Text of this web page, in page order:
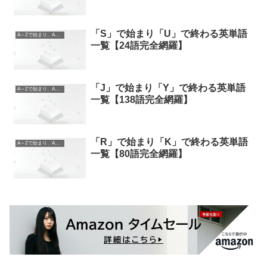
A～Zで始まり、A～Zで終わる英単語
「S」で始まり「U」で終わる英単語
一覧【24語完全網羅】
A～Zで始まり、A～Zで終わる英単語
「J」で始まり「Y」で終わる英単語
一覧【138語完全網羅】
A～Zで始まり、A～Zで終わる英単語
「R」で始まり「K」で終わる英単語
一覧【80語完全網羅】